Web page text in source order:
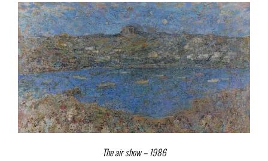
The air show – 1986